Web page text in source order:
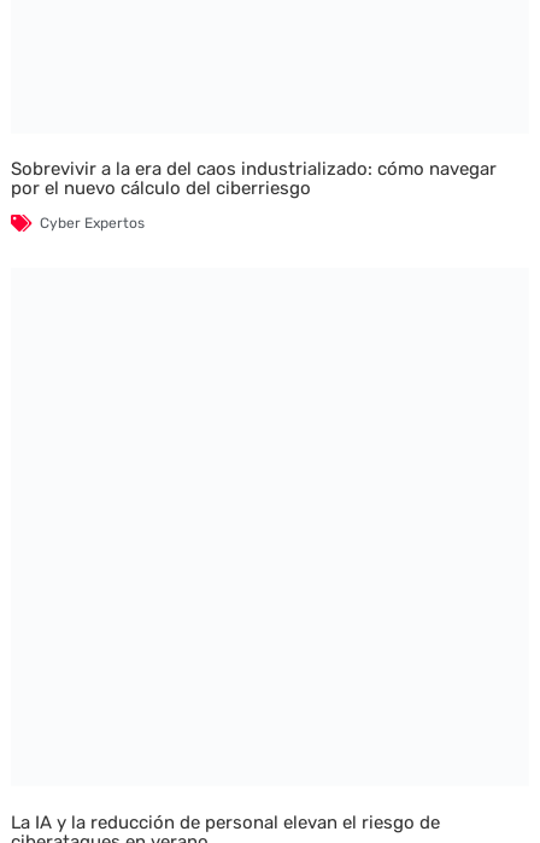
Sobrevivir a la era del caos industrializado: cómo navegar
por el nuevo cálculo del ciberriesgo
Cyber Expertos
La IA y la reducción de personal elevan el riesgo de